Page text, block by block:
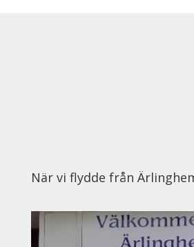
När vi flydde från